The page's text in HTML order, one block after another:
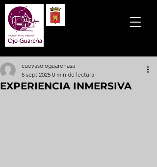
EXPERIENCIA INMERSIVA
cuevasojoguarenasa
5 sept 2025 0 min de lectura